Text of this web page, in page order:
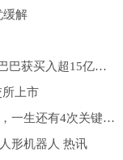
缓解
资金复盘 | 北水减仓港股近40亿港元！阿里巴巴获买入超15亿港元
上市
剑桥最新研究：人类大脑32岁才真正“成年”，一生还有4次关键转折 重点聚焦
形机器人 热讯